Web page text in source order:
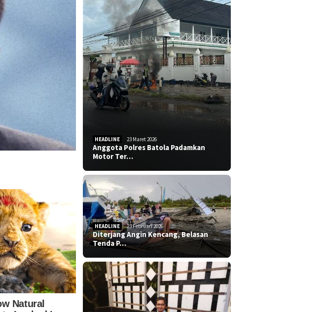
HEADLINE 23 Maret 2026
Anggota Polres Batola Padamkan
Motor Ter…
HEADLINE 23 Februari 2026
Diterjang Angin Kencang, Belasan
Tenda P…